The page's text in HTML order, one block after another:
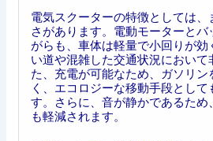
電気スクーターの特徴としては、
さがあります。電動モーターと
がらも、車体は軽量で小回りが
い道や混雑した交通状況において
た、充電が可能なため、ガソリン
く、エコロジーな移動手段として
す。さらに、音が静かであるため
も軽減されます。